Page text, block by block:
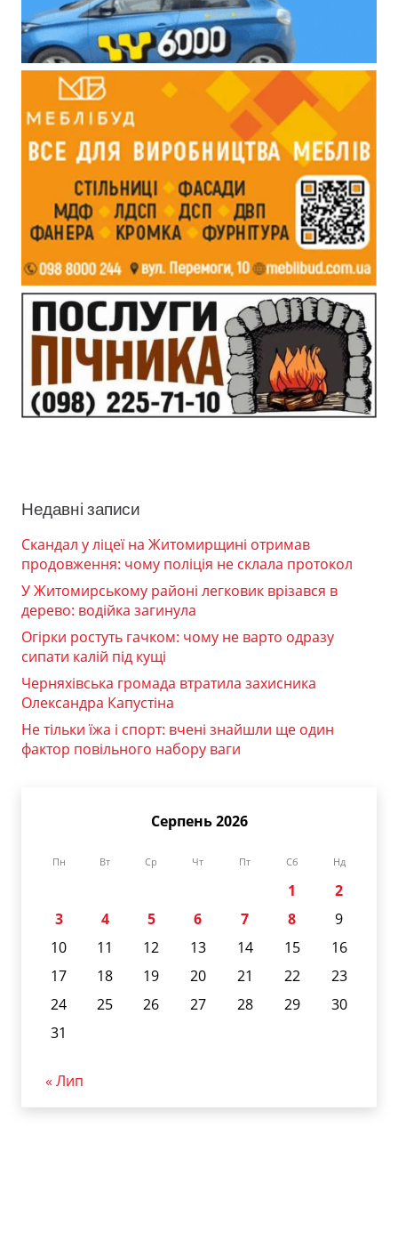
Недавні записи
Скандал у ліцеї на Житомирщині отримав
продовження: чому поліція не склала протокол
У Житомирському районі легковик врізався в
дерево: водійка загинула
Огірки ростуть гачком: чому не варто одразу
сипати калій під кущі
Черняхівська громада втратила захисника
Олександра Капустіна
Не тільки їжа і спорт: вчені знайшли ще один
фактор повільного набору ваги
Серпень 2026
Пн Вт Ср Чт Пт Сб Нд
1
2
3
4 5 6 7 8
9
10
11 12 13 14 15
16
17
18 19 20 21 22
23
24
25 26 27 28 29
30
31
« Лип